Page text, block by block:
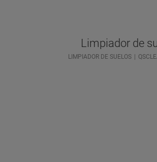
Limpiador de
LIMPIADOR DE SUELOS